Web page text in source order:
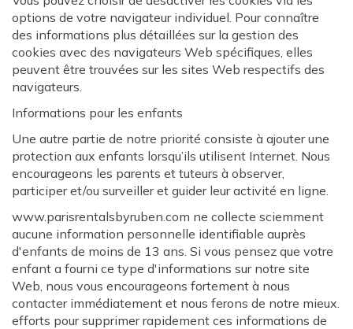
options de votre navigateur individuel. Pour connaître
des informations plus détaillées sur la gestion des
cookies avec des navigateurs Web spécifiques, elles
peuvent être trouvées sur les sites Web respectifs des
navigateurs.
Informations pour les enfants
Une autre partie de notre priorité consiste à ajouter une
protection aux enfants lorsqu’ils utilisent Internet. Nous
encourageons les parents et tuteurs à observer,
participer et/ou surveiller et guider leur activité en ligne.
www.parisrentalsbyruben.com ne collecte sciemment
aucune information personnelle identifiable auprès
d'enfants de moins de 13 ans. Si vous pensez que votre
enfant a fourni ce type d'informations sur notre site
Web, nous vous encourageons fortement à nous
contacter immédiatement et nous ferons de notre mieux.
efforts pour supprimer rapidement ces informations de